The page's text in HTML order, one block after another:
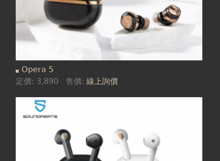
Opera 5
定價: 3,890 售價:線上詢價